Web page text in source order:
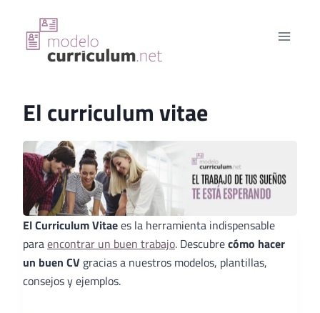
contenido
El curriculum vitae
El Curriculum Vitaees la herramienta indispensable
paraencontrar un buen trabajo. Descubrecómo hacer
un buen CV gracias a nuestros modelos, plantillas,
consejos y ejemplos.